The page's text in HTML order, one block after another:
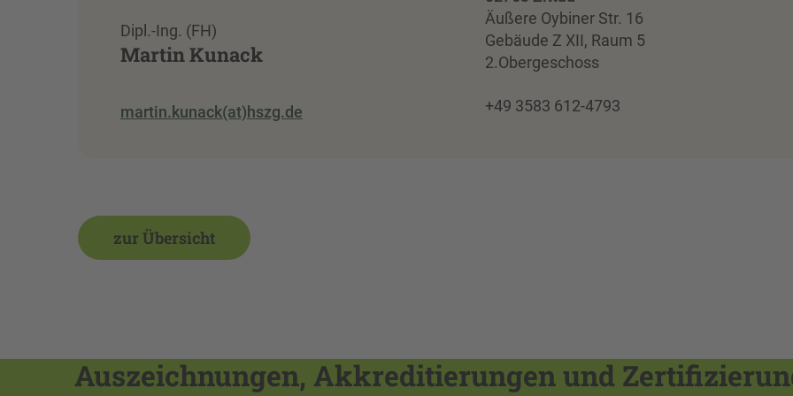
Dipl.-Ing. (FH)
Martin Kunack
martin.kunack(at)hszg.de
Äußere Oybiner Str. 16
Gebäude Z XII, Raum 5
2.Obergeschoss
+49 3583 612-4793
zur Übersicht
Auszeichnungen, Akkreditierungen und